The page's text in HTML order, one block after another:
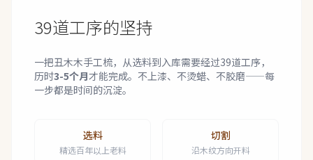
39道工序的坚持
一把丑木木手工梳，从选料到入库需要经过39道工序，
历时3-5个月才能完成。不上漆、不烫蜡、不胶磨——每
一步都是时间的沉淀。
选料
精选百年以上老料
切割
沿木纹方向开料